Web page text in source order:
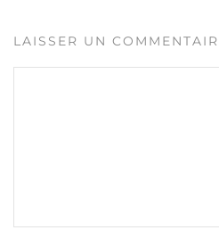
LAISSER UN